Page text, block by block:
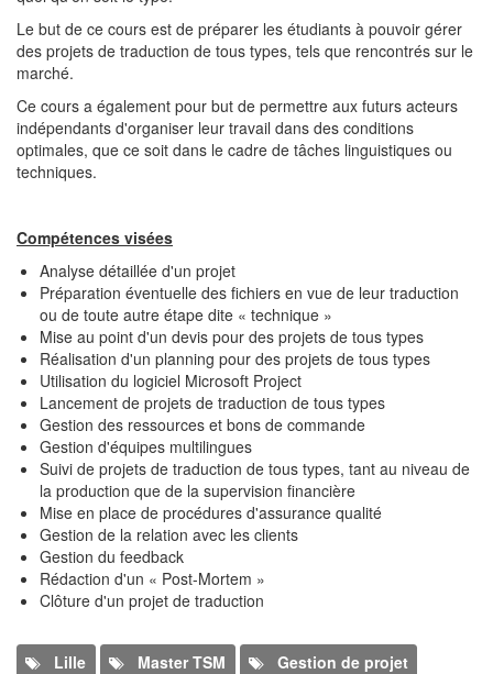
Le but de ce cours est de préparer les étudiants à pouvoir gérer
des projets de traduction de tous types, tels que rencontrés sur le
marché.
Ce cours a également pour but de permettre aux futurs acteurs
indépendants d'organiser leur travail dans des conditions
optimales, que ce soit dans le cadre de tâches linguistiques ou
techniques.
Compétences visées
Analyse détaillée d'un projet
Préparation éventuelle des fichiers en vue de leur traduction
ou de toute autre étape dite « technique »
Mise au point d'un devis pour des projets de tous types
Réalisation d'un planning pour des projets de tous types
Utilisation du logiciel Microsoft Project
Lancement de projets de traduction de tous types
Gestion des ressources et bons de commande
Gestion d'équipes multilingues
Suivi de projets de traduction de tous types, tant au niveau de
la production que de la supervision financière
Mise en place de procédures d'assurance qualité
Gestion de la relation avec les clients
Gestion du feedback
Rédaction d'un « Post-Mortem »
Clôture d'un projet de traduction
Lille
Master TSM Gestion de projet